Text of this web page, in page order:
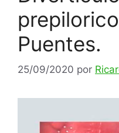
Puentes.
25/09/2020 por